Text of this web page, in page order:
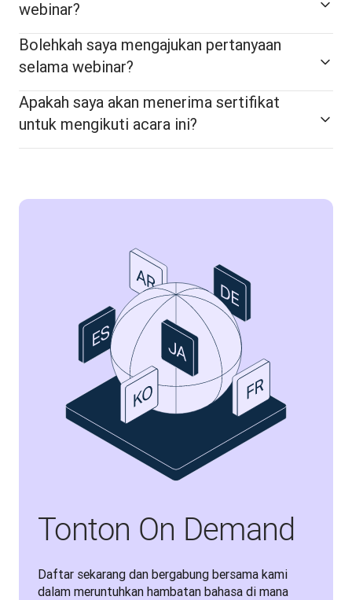
webinar?
Bolehkah saya mengajukan pertanyaan
selama webinar?
Apakah saya akan menerima sertifikat
untuk mengikuti acara ini?
Tonton On Demand
Daftar sekarang dan bergabung bersama kami
dalam meruntuhkan hambatan bahasa di mana